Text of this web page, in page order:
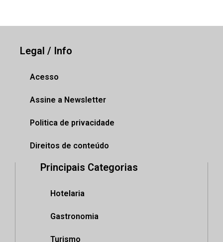
Legal / Info
Acesso
Assine a Newsletter
Politica de privacidade
Direitos de conteúdo
Principais Categorias
Hotelaria
Gastronomia
Turismo